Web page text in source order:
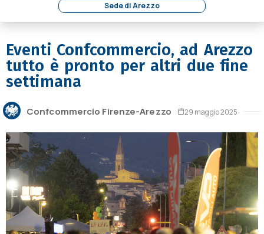
Sede di Arezzo
Eventi Confcommercio, ad Arezzo
tutto è pronto per altri due fine
settimana
Confcommercio Firenze-Arezzo 29 maggio 2025